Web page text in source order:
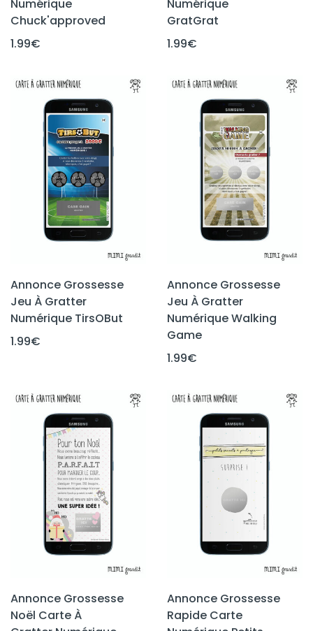
Numérique
Chuck'approved
1.99€
Numérique
GratGrat
1.99€
Annonce Grossesse
Jeu À Gratter
Numérique TirsOBut
1.99€
Annonce Grossesse
Jeu À Gratter
Numérique Walking
Game
1.99€
Annonce Grossesse
Noël Carte À
Annonce Grossesse
Rapide Carte